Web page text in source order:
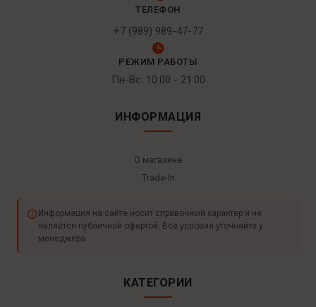
ТЕЛЕФОН
+7 (989) 989-47-77
РЕЖИМ РАБОТЫ
Пн-Вс: 10:00 - 21:00
ИНФОРМАЦИЯ
О магазине
Trade-In
Информация на сайте носит справочный характер и не
является публичной офертой. Все условия уточняйте у
менеджера.
КАТЕГОРИИ